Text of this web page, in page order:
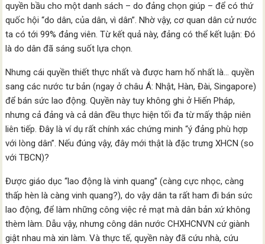
quyền bầu cho một danh sách – do đảng chọn giúp – để có thứ
quốc hội “do dân, của dân, vì dân”. Nhờ vậy, cơ quan dân cử nước
ta có tới 99% đảng viên. Từ kết quả này, đảng có thể kết luận: Đó
là do dân đã sáng suốt lựa chọn.
Nhưng cái quyền thiết thực nhất và được ham hố nhất là… quyền
sang các nước tư bản (ngay ở châu Á: Nhật, Hàn, Đài, Singapore)
để bán sức lao động. Quyền này tuy không ghi ở Hiến Pháp,
nhưng cả đảng và cả dân đều thực hiện tối đa từ mấy thập niên
liên tiếp. Đây là ví dụ rất chính xác chứng minh “ý đảng phù hợp
với lòng dân”. Nếu đúng vậy, đây mới thật là đặc trưng XHCN (so
với TBCN)?
Được giáo dục “lao động là vinh quang” (càng cực nhọc, càng
thấp hèn là càng vinh quang?), do vậy dân ta rất ham đi bán sức
lao động, để làm những công việc rẻ mạt mà dân bản xứ không
thèm làm. Dẫu vậy, nhưng công dân nước CHXHCNVN cứ giành
giật nhau mà xin làm. Và thực tế, quyền này đã cứu nhà, cứu